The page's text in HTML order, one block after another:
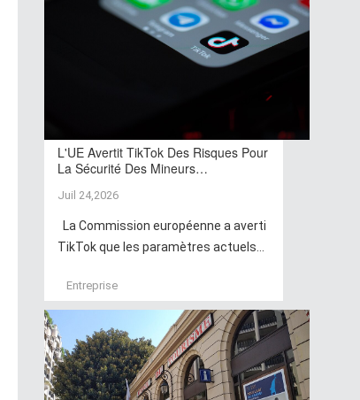
L'UE Avertit TikTok Des Risques Pour
La Sécurité Des Mineurs…
Juil 24,2026
La Commission européenne a averti
TikTok que les paramètres actuels...
Entreprise